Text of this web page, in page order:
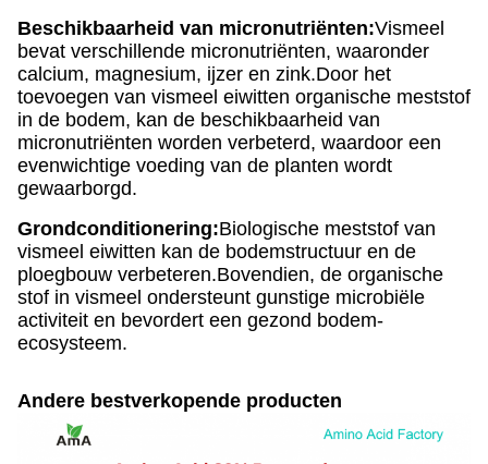
Beschikbaarheid van micronutriënten:Vismeel
bevat verschillende micronutriënten, waaronder
calcium, magnesium, ijzer en zink.Door het
toevoegen van vismeel eiwitten organische meststof
in de bodem, kan de beschikbaarheid van
micronutriënten worden verbeterd, waardoor een
evenwichtige voeding van de planten wordt
gewaarborgd.
Grondconditionering:Biologische meststof van
vismeel eiwitten kan de bodemstructuur en de
ploegbouw verbeteren.Bovendien, de organische
stof in vismeel ondersteunt gunstige microbiële
activiteit en bevordert een gezond bodem-
ecosysteem.
Andere bestverkopende producten